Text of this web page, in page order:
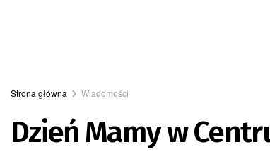
Strona główna Wiadomości
Dzień Mamy w